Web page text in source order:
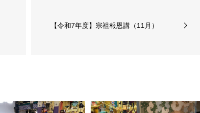
【令和7年度】宗祖報恩講（11月）